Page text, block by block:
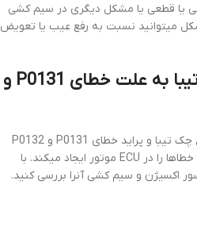
یا قطعی یا مشکل دیگری در سیم کشی
میتوانید نسبت به رفع عیب یا تعویض
روشن شدن چراغ چک تیبا به علت خطای P0131 و
یکی از دلایل شایع روشن شدن چراغ چک تیبا و پراید خطای P0131 و P0132
میباشد. خرابی سنسور اکسیژن این خطاها را در ECU موتور ایجاد میکند. با
اکسیژن و سیم کشی آنرا بررسی کنید.